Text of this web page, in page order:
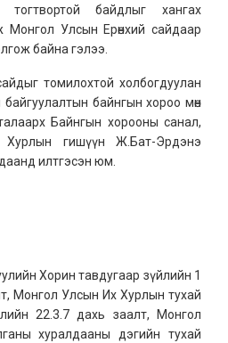
тогтвортой байдлыг хангах
Монгол Улсын Ерөнхий сайдаар
байна гэлээ.
томилохтой холбогдуулан
байнгын хороо мөн
талаарх Байнгын хорооны санал,
Хурлын гишүүн Ж.Бат-Эрдэнэ
илтгэсэн юм.
Хорин тавдугаар зүйлийн 1
Монгол Улсын Их Хурлын тухай
22.3.7 дахь заалт, Монгол
хуралдааны дэгийн тухай